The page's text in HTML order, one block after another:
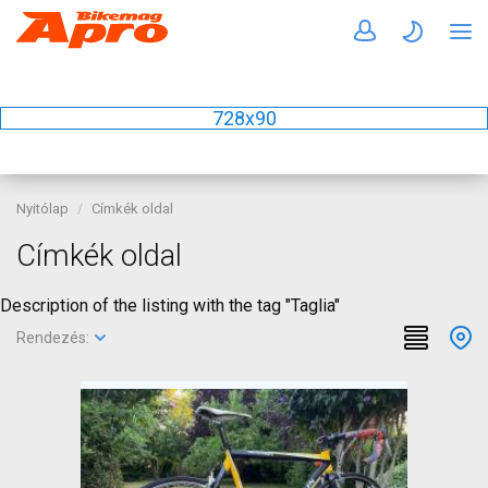
728x90
Nyitólap Címkék oldal
Címkék oldal
Description of the listing with the tag "Taglia"
Rendezés: